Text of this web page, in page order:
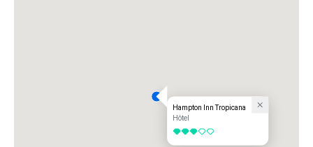
Hampton Inn Tropicana
Hôtel
3 sur 5